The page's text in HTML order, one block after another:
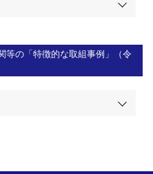
等の「特徴的な取組事例」（令